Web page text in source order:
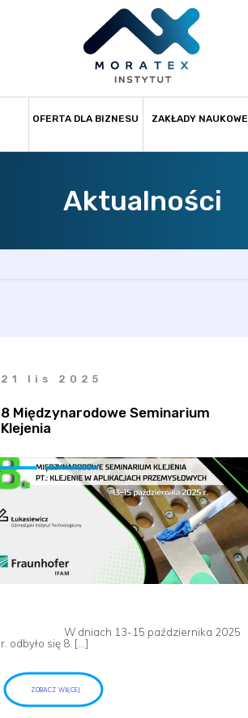
OFERTA DLA BIZNESU ZAKŁADY NAUKOWE
Aktualności
21 lis 2025
8 Międzynarodowe Seminarium
Klejenia
W dniach 13-15 października 2025
r. odbyło się 8. […]
ZOBACZ WIĘCEJ